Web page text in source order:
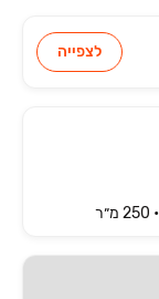
לצפייה